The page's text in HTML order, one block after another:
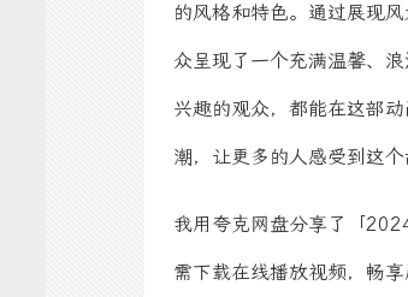
的风格和特色。通过展现
众呈现了一个充满温馨、
兴趣的观众，都能在这部
潮，让更多的人感受到这个
我用夸克网盘分享了「
需下载在线播放视频，畅